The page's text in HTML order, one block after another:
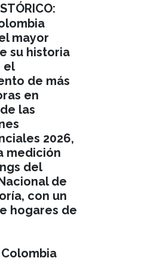
mayor
su historia
el
de más
en
las
2026,
medición
del
de
con un
hogares de